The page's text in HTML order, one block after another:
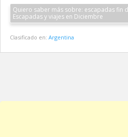
Quiero saber más sobre: escapadas fin de semana diciembre |
Escapadas y viajes en Diciembre
Clasificado en: Argentina